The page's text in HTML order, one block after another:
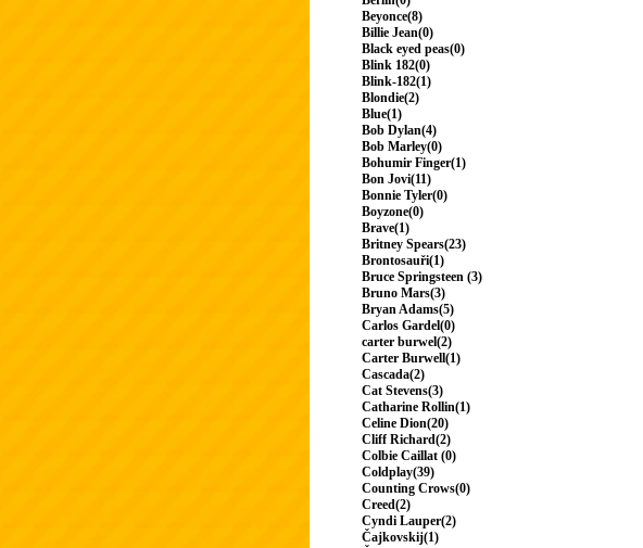
Beyonce(8)
Billie Jean(0)
Black eyed peas(0)
Blink 182(0)
Blink-182(1)
Blondie(2)
Blue(1)
Bob Dylan(4)
Bob Marley(0)
Bohumir Finger(1)
Bon Jovi(11)
Bonnie Tyler(0)
Boyzone(0)
Brave(1)
Britney Spears(23)
Brontosauři(1)
Bruce Springsteen (3)
Bruno Mars(3)
Bryan Adams(5)
Carlos Gardel(0)
carter burwel(2)
Carter Burwell(1)
Cascada(2)
Cat Stevens(3)
Catharine Rollin(1)
Celine Dion(20)
Cliff Richard(2)
Colbie Caillat (0)
Coldplay(39)
Counting Crows(0)
Creed(2)
Cyndi Lauper(2)
Čajkovskij(1)